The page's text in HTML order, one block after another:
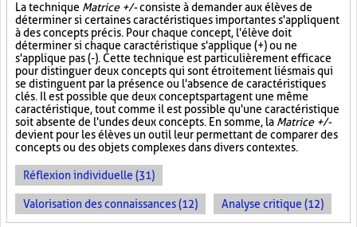
La technique Matrice +/-consiste à demander aux élèves de
déterminer si certaines caractéristiques importantes s'appliquent
à des concepts précis. Pour chaque concept, l'élève doit
déterminer si chaque caractéristique s'applique (+) ou ne
s'applique pas (-). Cette technique est particulièrement efficace
pour distinguer deux concepts qui sont étroitement liés mais qui
se distinguent par la présence ou l'absence de caractéristiques
clés. Il est possible que deux concepts partagent une même
caractéristique, tout comme il est possible qu'une caractéristique
soit absente de l'un des deux concepts. En somme, la Matrice +/-
devient pour les élèves un outil leur permettant de comparer des
concepts ou des objets complexes dans divers contextes.
Réflexion individuelle (31)
Valorisation des connaissances (12) Analyse critique (12)